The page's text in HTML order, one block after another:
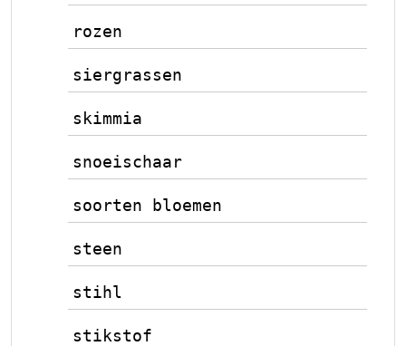
rozen
siergrassen
skimmia
snoeischaar
soorten bloemen
steen
stihl
stikstof